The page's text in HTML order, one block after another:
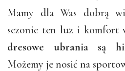
Mamy dla Was dobrą
sezonie ten luz i komfort
dresowe ubrania są
Możemy je nosić na